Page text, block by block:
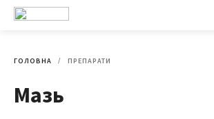
ГОЛОВНА ПРЕПАРАТИ
Мазь